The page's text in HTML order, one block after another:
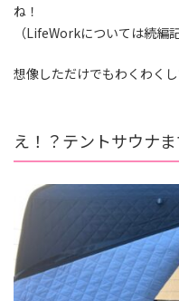
ね！
（LifeWorkについては続編
想像しただけでもわくわくし
え！？テントサウナ